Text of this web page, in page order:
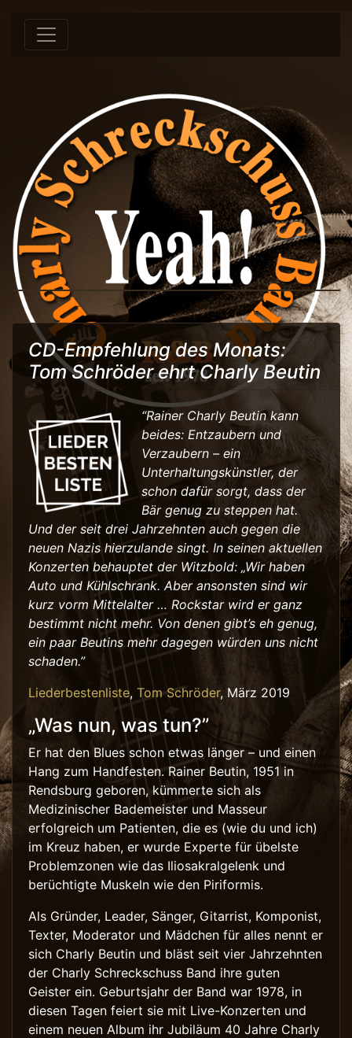
Springe zum Inhalt
CD-Empfehlung des Monats:
Tom Schröder ehrt Charly Beutin
“Rainer Charly Beutin kann
beides: Entzaubern und
Verzaubern – ein
Unterhaltungskünstler, der
schon dafür sorgt, dass der
Bär genug zu steppen hat.
Und der seit drei Jahrzehnten auch gegen die
neuen Nazis hierzulande singt. In seinen aktuellen
Konzerten behauptet der Witzbold: „Wir haben
Auto und Kühlschrank. Aber ansonsten sind wir
kurz vorm Mittelalter … Rockstar wird er ganz
bestimmt nicht mehr. Von denen gibt’s eh genug,
ein paar Beutins mehr dagegen würden uns nicht
schaden.”
Liederbestenliste, Tom Schröder, März 2019
„Was nun, was tun?”
Er hat den Blues schon etwas länger – und einen
Hang zum Handfesten. Rainer Beutin, 1951 in
Rendsburg geboren, kümmerte sich als
Medizinischer Bademeister und Masseur
erfolgreich um Patienten, die es (wie du und ich)
im Kreuz haben, er wurde Experte für übelste
Problemzonen wie das Iliosakralgelenk und
berüchtigte Muskeln wie den Piriformis.
Als Gründer, Leader, Sänger, Gitarrist, Komponist,
Texter, Moderator und Mädchen für alles nennt er
sich Charly Beutin und bläst seit vier Jahrzehnten
der Charly Schreckschuss Band ihre guten
Geister ein. Geburtsjahr der Band war 1978, in
diesen Tagen feiert sie mit Live-Konzerten und
einem neuen Album ihr Jubiläum 40 Jahre Charly